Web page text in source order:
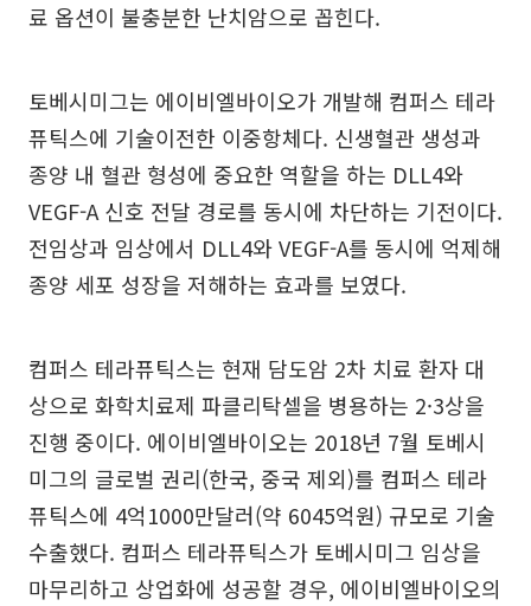
료 옵션이 불충분한 난치암으로 꼽힌다.
토베시미그는 에이비엘바이오가 개발해 컴퍼스 테라
퓨틱스에 기술이전한 이중항체다. 신생혈관 생성과
종양 내 혈관 형성에 중요한 역할을 하는 DLL4와
VEGF-A 신호 전달 경로를 동시에 차단하는 기전이다.
전임상과 임상에서 DLL4와 VEGF-A를 동시에 억제해
종양 세포 성장을 저해하는 효과를 보였다.
컴퍼스 테라퓨틱스는 현재 담도암 2차 치료 환자 대
상으로 화학치료제 파클리탁셀을 병용하는 2·3상을
진행 중이다. 에이비엘바이오는 2018년 7월 토베시
미그의 글로벌 권리(한국, 중국 제외)를 컴퍼스 테라
퓨틱스에 4억1000만달러(약 6045억원) 규모로 기술
수출했다. 컴퍼스 테라퓨틱스가 토베시미그 임상을
마무리하고 상업화에 성공할 경우, 에이비엘바이오의